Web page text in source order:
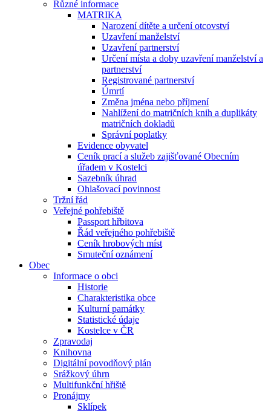
Různé informace
MATRIKA
Narození dítěte a určení otcovství
Uzavření manželství
Uzavření partnerství
Určení místa a doby uzavření manželství a
partnerství
Registrované partnerství
Úmrtí
Změna jména nebo příjmení
Nahlížení do matričních knih a duplikáty
matričních dokladů
Správní poplatky
Evidence obyvatel
Ceník prací a služeb zajišťované Obecním
úřadem v Kostelci
Sazebník úhrad
Ohlašovací povinnost
Tržní řád
Veřejné pohřebiště
Passport hřbitova
Řád veřejného pohřebiště
Ceník hrobových míst
Smuteční oznámení
Obec
Informace o obci
Historie
Charakteristika obce
Kulturní památky
Statistické údaje
Kostelce v ČR
Zpravodaj
Knihovna
Digitální povodňový plán
Srážkový úhrn
Multifunkční hřiště
Pronájmy
Sklípek